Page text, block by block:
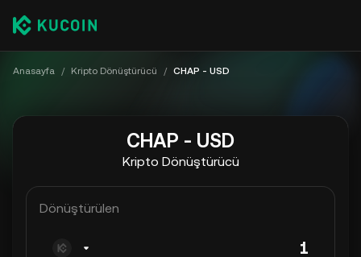
Anasayfa / Kripto Dönüştürücü / CHAP - USD
CHAP - USD
Kripto Dönüştürücü
Dönüştürülen